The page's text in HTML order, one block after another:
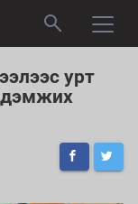
урт
дэмжих